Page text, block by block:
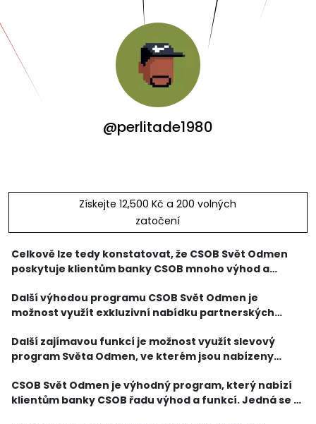
@perlitade1980
Získejte 12,500 Kč a 200 volných
zatočení
Celkově lze tedy konstatovat, že CSOB Svět Odmen
poskytuje klientům banky CSOB mnoho výhod a
zážitky. Program nabízí možnost sbírat body za
finanční
Další výhodou programu CSOB Svět Odmen je
možnost využít exkluzivní nabídku partnerských
Klienti si tak mohou užít mimořádného pohodlí a
výhod napříkla
Další zajímavou funkcí je možnost využít slevový
program Světa Odmen, ve kterém jsou nabízeny
Klienti tak mohou ušetřit při nákupu oblečení, obuvi,
el
CSOB Svět Odmen je výhodný program, který nabízí
klientům banky CSOB řadu výhod a funkcí. Jedná se o